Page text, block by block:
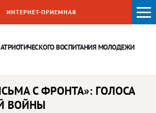
ВОСПИТАНИЯМОЛОДЕЖИ
ИНТЕРНЕТ-ПРИЕМНАЯ
С ФРОНТА»: ГОЛОСА
ВОЙНЫ